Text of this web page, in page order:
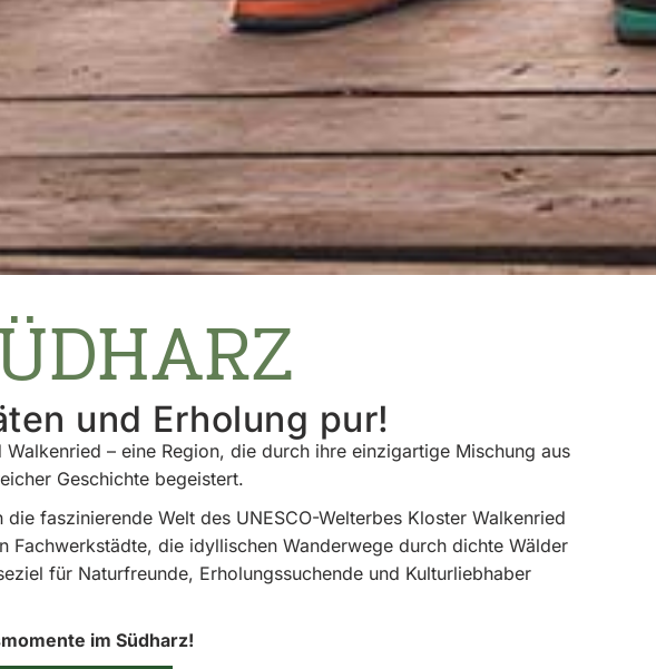
und Erholung pur!
– eine Region, die durch ihre einzigartige Mischung aus
Geschichte begeistert.
faszinierende Welt des UNESCO-Welterbes Kloster Walkenried
Fachwerkstädte, die idyllischen Wanderwege durch dichte Wälder
für Naturfreunde, Erholungssuchende und Kulturliebhaber
im Südharz!